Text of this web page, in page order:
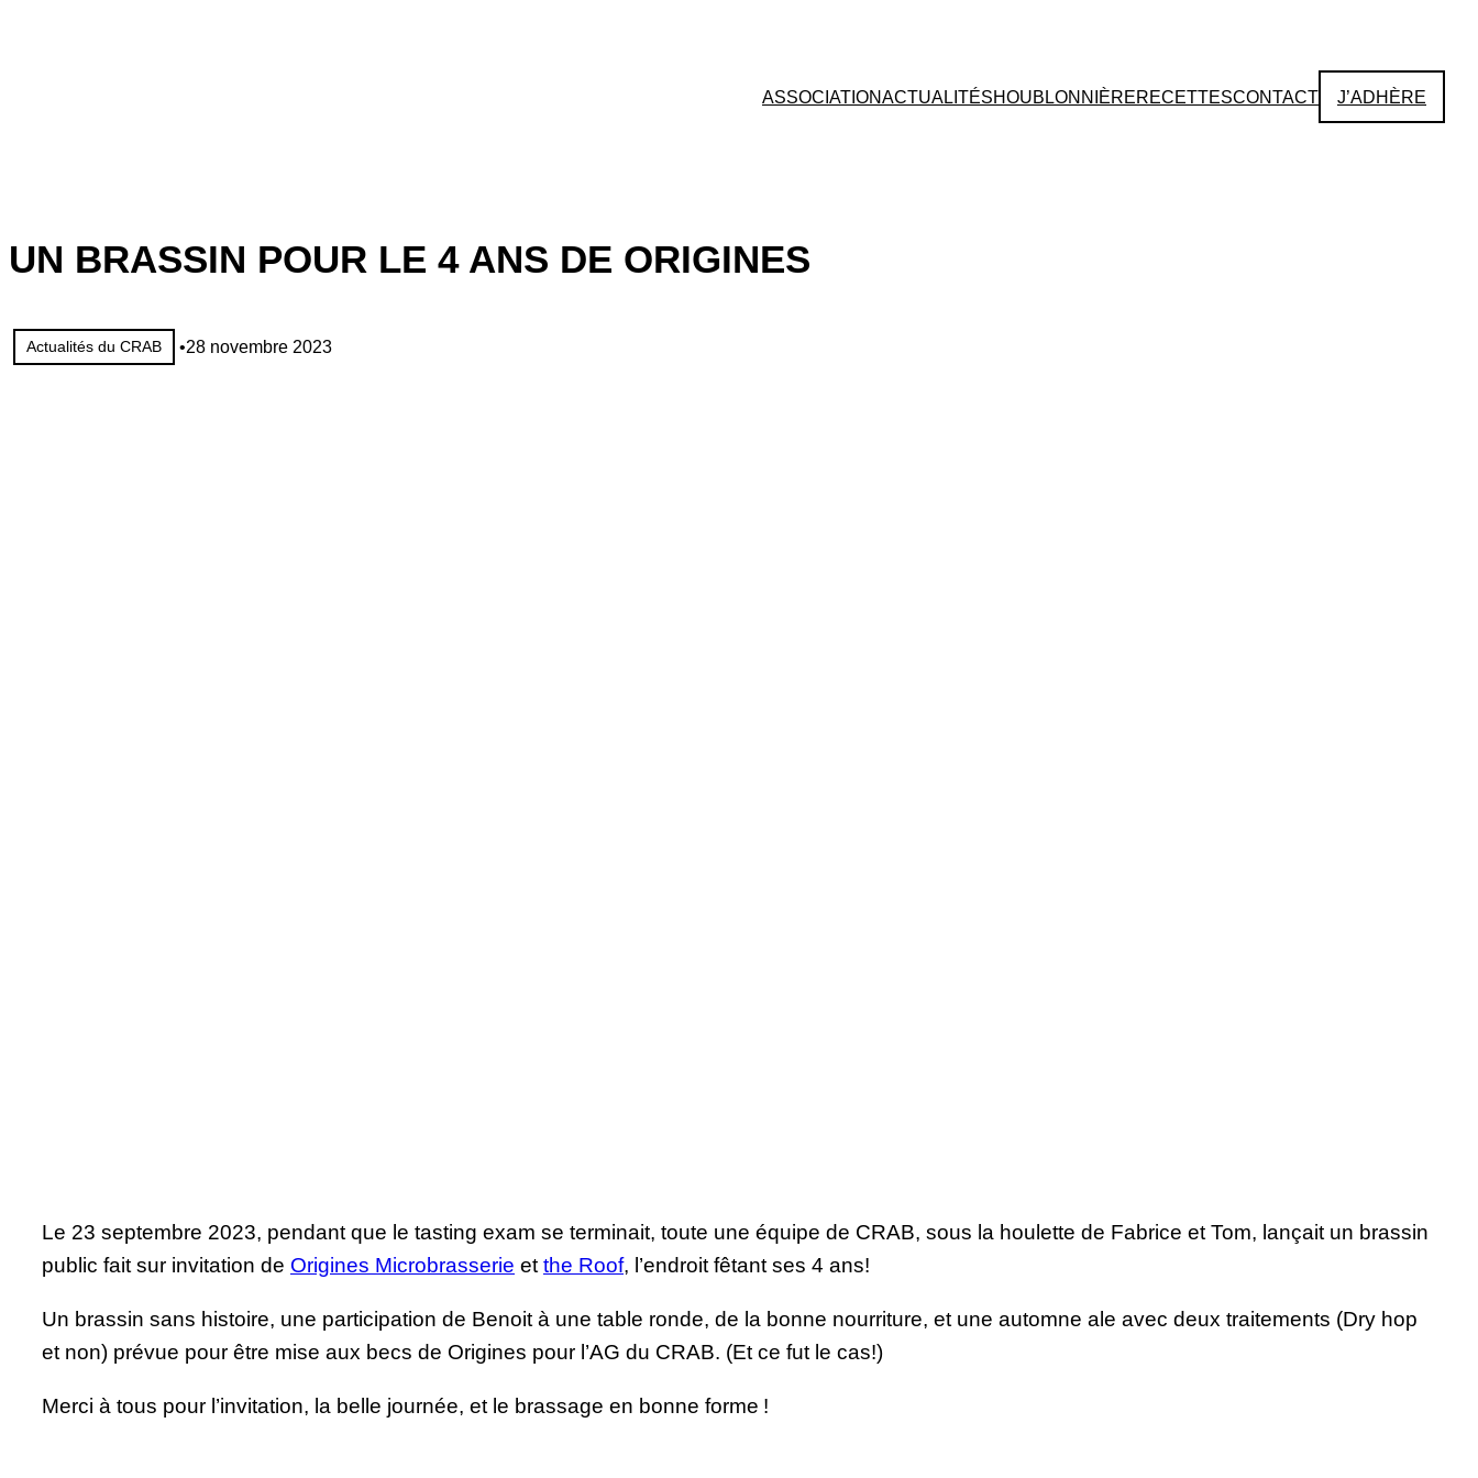
ASSOCIATIONACTUALITÉSHOUBLONNIÈRERECETTESCONTACT J’ADHÈRE
UN BRASSIN POUR LE 4 ANS DE ORIGINES
Actualités du CRAB •28 novembre 2023
Le 23 septembre 2023, pendant que le tasting exam se terminait, toute une équipe de CRAB, sous la houlette de Fabrice et Tom, lançait un brassin
public fait sur invitation de Origines Microbrasserie et the Roof, l’endroit fêtant ses 4 ans!
Un brassin sans histoire, une participation de Benoit à une table ronde, de la bonne nourriture, et une automne ale avec deux traitements (Dry hop
et non) prévue pour être mise aux becs de Origines pour l’AG du CRAB. (Et ce fut le cas!)
Merci à tous pour l’invitation, la belle journée, et le brassage en bonne forme !